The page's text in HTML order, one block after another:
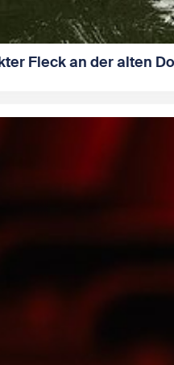
Fleck an der alten